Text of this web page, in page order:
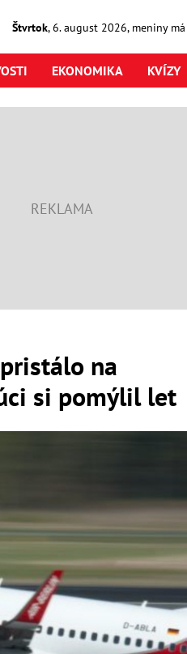
Štvrtok,6. august2026, meniny má
EKONOMIKA KVÍZY
na
si pomýlil let